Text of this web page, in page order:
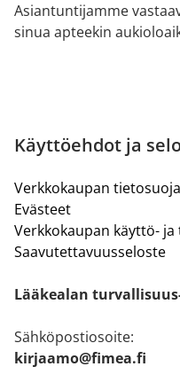
Asiantuntijamme
sinua apteekin
Käyttöehdot ja
Verkkokaupan
Evästeet
Verkkokaupan käyttö-
Saavutettavuusseloste
Lääkealan
Sähköpostiosoite:
kirjaamo@fimea.fi